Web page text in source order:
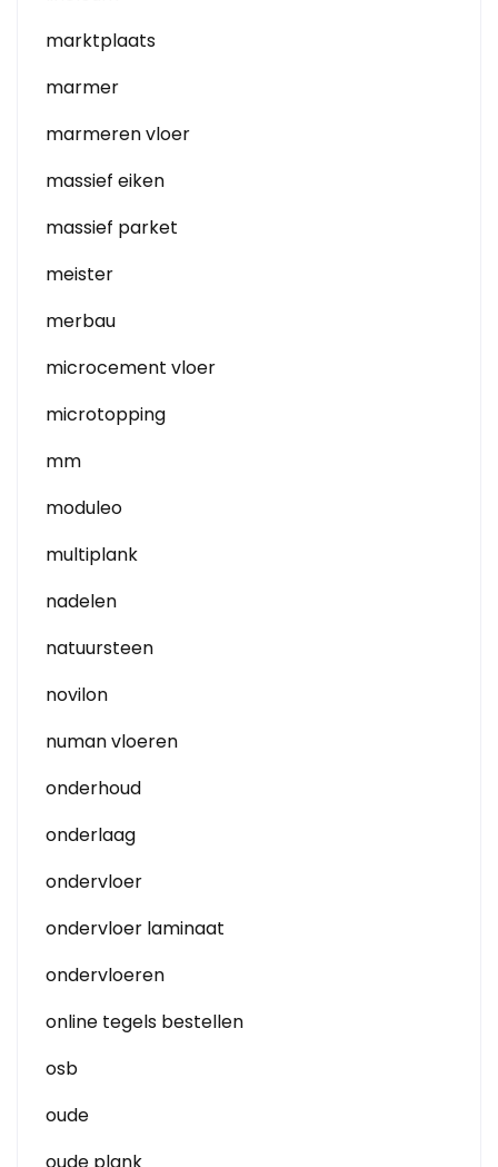
marktplaats
marmer
marmeren vloer
massief eiken
massief parket
meister
merbau
microcement vloer
microtopping
mm
moduleo
multiplank
nadelen
natuursteen
novilon
numan vloeren
onderhoud
onderlaag
ondervloer
ondervloer laminaat
ondervloeren
online tegels bestellen
osb
oude